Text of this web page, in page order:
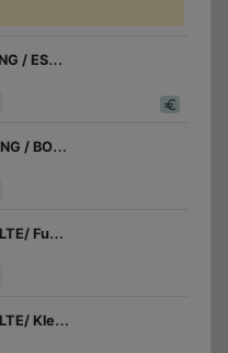
gestalten
/ Ponyreiten
für Jungs
Kletterhalle Werlte